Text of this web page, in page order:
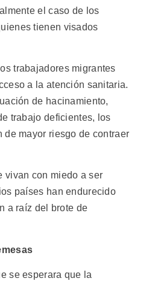
el caso de los
tienen visados
trabajadores migrantes
a la atención sanitaria.
de hacinamiento,
trabajo deficientes, los
mayor riesgo de contraer
vivan con miedo a ser
países han endurecido
a raíz del brote de
se esperara que la